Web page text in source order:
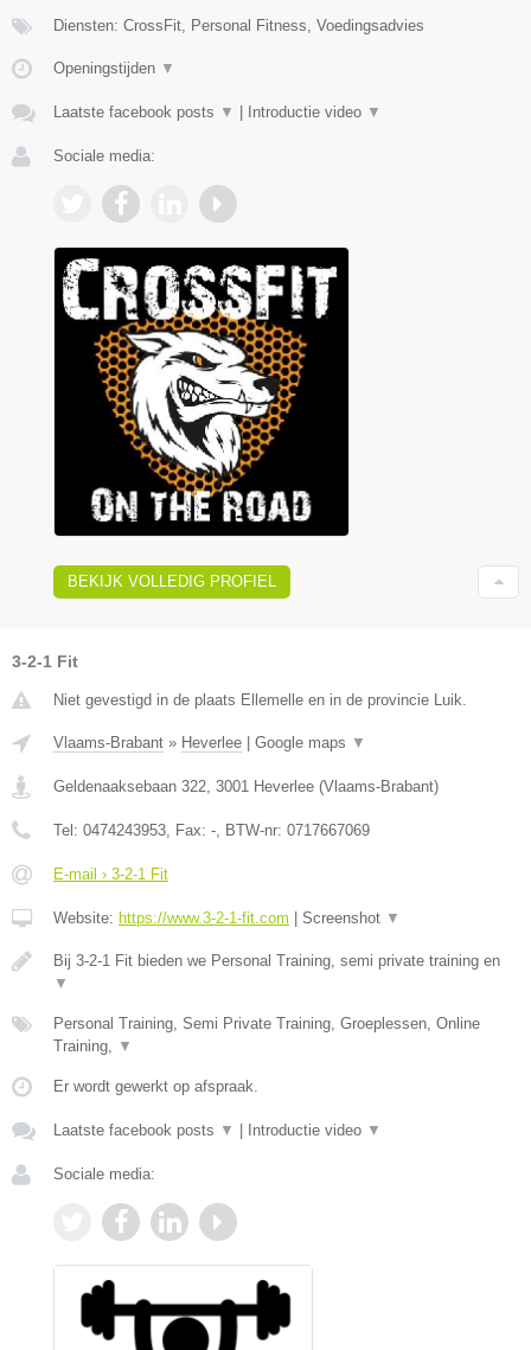
Diensten: CrossFit, Personal Fitness, Voedingsadvies
Openingstijden ▼
Laatste facebook posts ▼ Introductie video ▼
Sociale media:
BEKIJK VOLLEDIG PROFIEL
3-2-1 Fit
Niet gevestigd in de plaats Ellemelle en in de provincie Luik.
Vlaams-Brabant » Heverlee Google maps ▼
Geldenaaksebaan 322, 3001 Heverlee (Vlaams-Brabant)
Tel: 0474243953, Fax: -, BTW-nr: 0717667069
E-mail › 3-2-1 Fit
Website: https://www.3-2-1-fit.com Screenshot ▼
Bij 3-2-1 Fit bieden we Personal Training, semi private training en
▼
Personal Training, Semi Private Training, Groeplessen, Online
Training, ▼
Er wordt gewerkt op afspraak.
Laatste facebook posts ▼ Introductie video ▼
Sociale media: